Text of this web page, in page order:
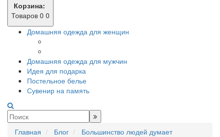
Корзина:
Товаров 0 0
Домашняя одежда для женщин
Домашняя одежда для мужчин
Идея для подарка
Постельное белье
Сувенир на память
Главная Блог Большинство людей думает